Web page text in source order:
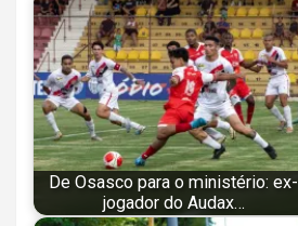
De Osasco para o ministério: ex-
jogador do Audax…